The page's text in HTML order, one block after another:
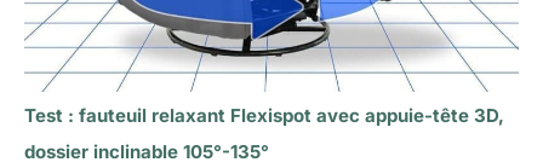
Test : fauteuil relaxant Flexispot avec appuie-tête 3D,
dossier inclinable 105°-135°